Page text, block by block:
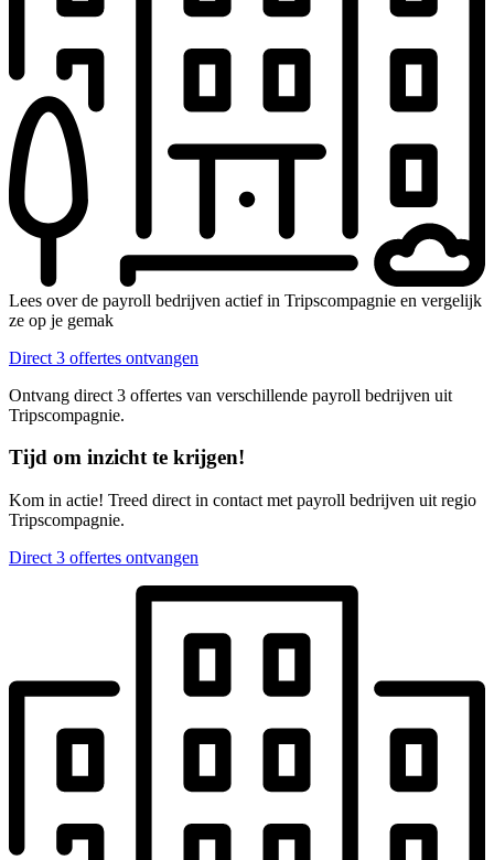
Lees over de payroll bedrijven actief in Tripscompagnie en vergelijk
ze op je gemak
Direct 3 offertes ontvangen
Ontvang direct 3 offertes van verschillende payroll bedrijven uit
Tripscompagnie.
Tijd om inzicht te krijgen!
Kom in actie! Treed direct in contact met payroll bedrijven uit regio
Tripscompagnie.
Direct 3 offertes ontvangen